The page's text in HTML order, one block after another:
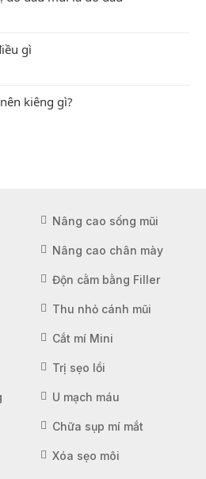
gì
kiêng gì?
Nâng cao sống mũi
Nâng cao chân mày
Độn cằm bằng Filler
Thu nhỏ cánh mũi
Cắt mí Mini
Trị sẹo lồi
U mạch máu
Chữa sụp mí mắt
Xóa sẹo môi